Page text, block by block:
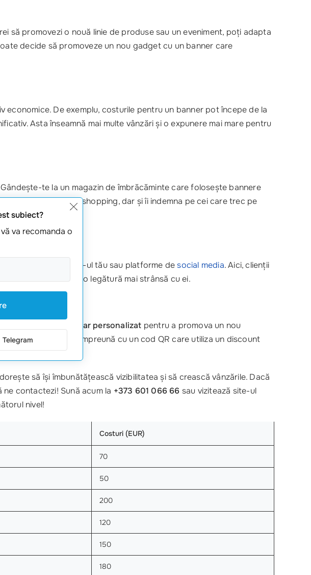
să promovezi o nouă linie de produse sau un eveniment, poți adapta
decide să promoveze un nou gadget cu un banner care
economice. De exemplu, costurile pentru un banner pot începe de la
Asta înseamnă mai multe vânzări și o expunere mai mare pentru
Gândește-te la un magazin de îmbrăcăminte care folosește bannere
sunt interesați de shopping, dar și îi indemna pe cei care trec pe
clienții spre site-ul tău sau platforme desocial media. Aici, clienții
de a crea o legătură mai strânsă cu ei.
un banner publicitar personalizat pentru a promova un nou
mesaj clar
și atractiv, împreună cu un cod QR care utiliza un discount
să își îmbunătățească vizibilitatea și să crească vânzările. Dacă
contactezi! Sună acum la +373 601 066 66 sau vizitează site-ul
nivel!
Costuri (EUR)
70
50
200
120
150
180
subiect?
va recomanda o
Telegram